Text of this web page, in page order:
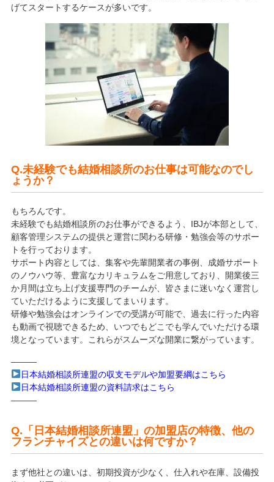
げてスタートするケースが多いです。
Q.未経験でも結婚相談所のお仕事は可能なのでし
ょうか？
もちろんです。
未経験でも結婚相談所のお仕事ができるよう、IBJが本部として、
顧客管理システムの提供と運営に関わる研修・勉強会等のサポー
トを行っております。
サポート内容としては、集客や先輩開業者の事例、成婚サポート
のノウハウ等、豊富なカリキュラムをご用意しており、開業後三
か月間は立ち上げ支援専門のチームが、皆さまに迷いなく運営し
ていただけるように支援してまいります。
研修や勉強会はオンラインでの受講が可能で、過去に行った内容
も動画で視聴できるため、いつでもどこでも学んでいただける環
境となっています。これらがスムーズな開業に繋がっています。
———
日本結婚相談所連盟の収支モデルや加盟要綱はこちら
日本結婚相談所連盟の資料請求はこちら
———
Q.「日本結婚相談所連盟」の加盟店の特徴、他の
フランチャイズとの違いは何ですか？
まず他社との違いは、初期投資が少なく、仕入れや在庫、設備投